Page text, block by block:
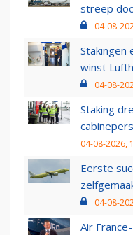
streep
04-08-
Stakingen
winst
04-08-
Staking
04-08-2026,
Eerste
04-08-
Air